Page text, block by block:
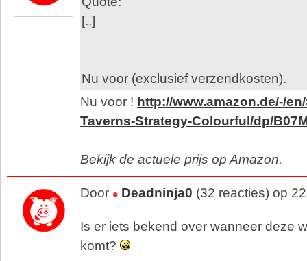
[..]
Nu voor (exclusief verzendkosten).
Nu voor ! http://www.amazon.de/-/
Taverns-Strategy-Colourful/dp/
Bekijk de actuele prijs op Amazon.
Door Deadninja0 (32 reacties) op
Is er iets bekend over wanneer deze
komt?